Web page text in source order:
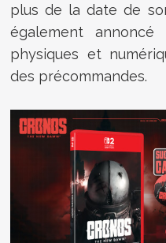
plus de la date de
également
physiques et
des précommandes.